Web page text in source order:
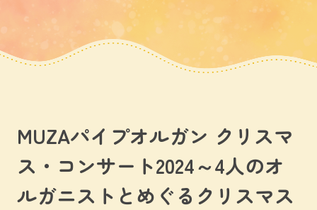
MUZAパイプオルガン クリスマ
ス・コンサート2024～4人のオ
ルガニストとめぐるクリスマス